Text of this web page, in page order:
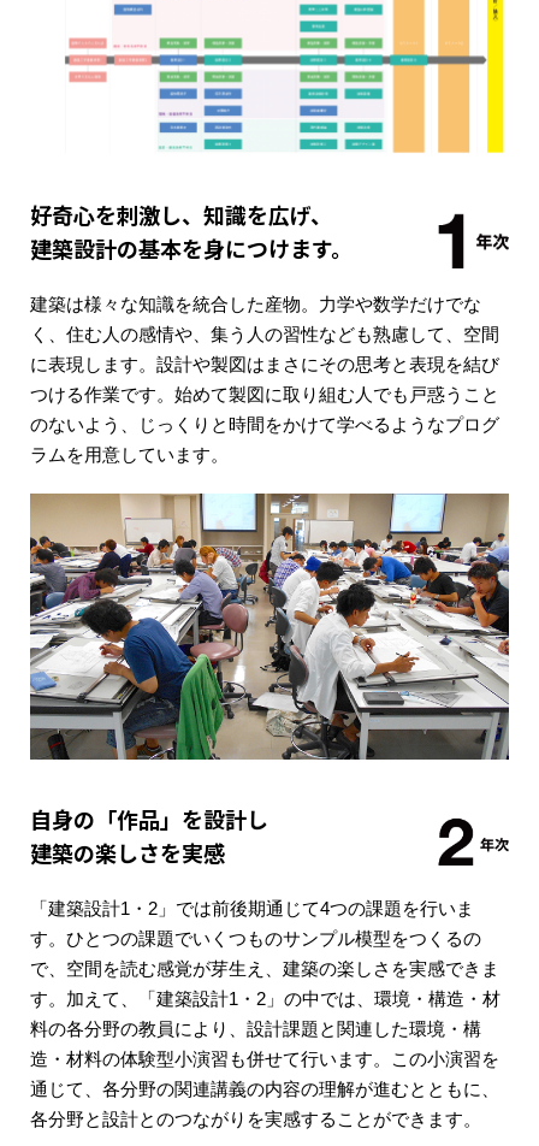
好奇心を刺激し、知識を広げ、
建築設計の基本を身につけます。
建築は様々な知識を統合した産物。力学や数学だけでな
く、住む人の感情や、集う人の習性なども熟慮して、空間
に表現します。設計や製図はまさにその思考と表現を結び
つける作業です。始めて製図に取り組む人でも戸惑うこと
のないよう、じっくりと時間をかけて学べるようなプログ
ラムを用意しています。
自身の「作品」を設計し
建築の楽しさを実感
「建築設計1・2」では前後期通じて4つの課題を行いま
す。ひとつの課題でいくつものサンプル模型をつくるの
で、空間を読む感覚が芽生え、建築の楽しさを実感できま
す。加えて、「建築設計1・2」の中では、環境・構造・材
料の各分野の教員により、設計課題と関連した環境・構
造・材料の体験型小演習も併せて行います。この小演習を
通じて、各分野の関連講義の内容の理解が進むとともに、
各分野と設計とのつながりを実感することができます。